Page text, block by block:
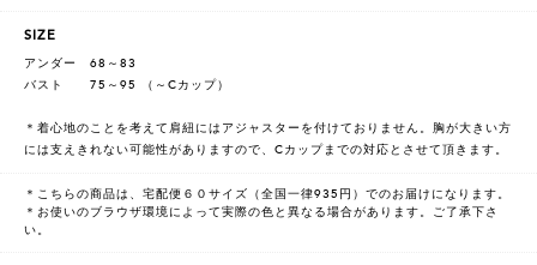
SIZE
アンダー 68～83
バスト 75～95 （～Cカップ）
＊着心地のことを考えて肩紐にはアジャスターを付けておりません。胸が大きい方
には支えきれない可能性がありますので、Cカップまでの対応とさせて頂きます。
＊こちらの商品は、宅配便６０サイズ（全国一律935円）でのお届けになります。
＊お使いのブラウザ環境によって実際の色と異なる場合があります。ご了承下さ
い。